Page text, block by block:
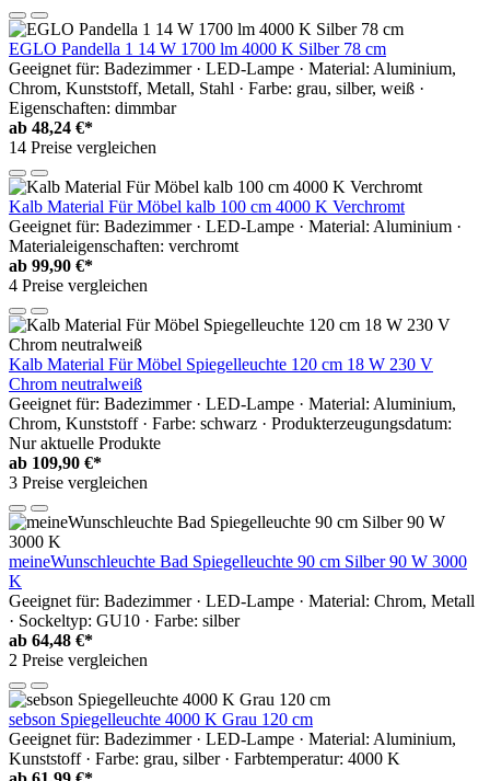
EGLO Pandella 1 14 W 1700 lm 4000 K Silber 78 cm
Geeignet für: Badezimmer · LED-Lampe · Material: Aluminium,
Chrom, Kunststoff, Metall, Stahl · Farbe: grau, silber, weiß ·
Eigenschaften: dimmbar
ab 48,24 €*
14 Preise vergleichen
Kalb Material Für Möbel kalb 100 cm 4000 K Verchromt
Geeignet für: Badezimmer · LED-Lampe · Material: Aluminium ·
Materialeigenschaften: verchromt
ab 99,90 €*
4 Preise vergleichen
Kalb Material Für Möbel Spiegelleuchte 120 cm 18 W 230 V
Chrom neutralweiß
Geeignet für: Badezimmer · LED-Lampe · Material: Aluminium,
Chrom, Kunststoff · Farbe: schwarz · Produkterzeugungsdatum:
Nur aktuelle Produkte
ab 109,90 €*
3 Preise vergleichen
meineWunschleuchte Bad Spiegelleuchte 90 cm Silber 90 W 3000
K
Geeignet für: Badezimmer · LED-Lampe · Material: Chrom, Metall
· Sockeltyp: GU10 · Farbe: silber
ab 64,48 €*
2 Preise vergleichen
sebson Spiegelleuchte 4000 K Grau 120 cm
Geeignet für: Badezimmer · LED-Lampe · Material: Aluminium,
Kunststoff · Farbe: grau, silber · Farbtemperatur: 4000 K